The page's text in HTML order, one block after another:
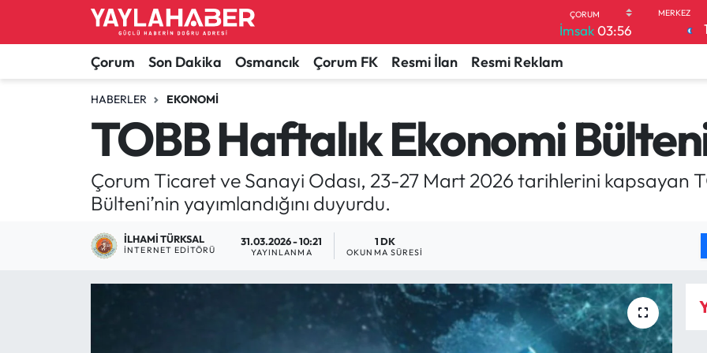
İmsak03:56
Çorum Son Dakika Osmancık Çorum FK Resmi İlan Resmi Reklam
HABERLER EKONOMI
TOBB Haftalık Ekonomi
Çorum Ticaret ve Sanayi Odası, 23-27 Mart 2026 tarihlerini kapsayan
Bülteni’nin yayımlandığını duyurdu.
İLHAMI TÜRKSAL
İNTERNET EDITÖRÜ
31.03.2026 - 10:21
YAYINLANMA
1 DK
OKUNMA SÜRESI
Alaca Haberleri
Bayat Haberleri
Bilgi - Keşfet Haberleri
Bilim ve Teknoloji
Çorum Haberleri
Çorum Son Dakika Haberleri
Çorum Nöbetçi Eczaneler
Çorum Hava Durumu
Çorum Namaz Vakitleri
Çorum Trafik Yoğunluk Haritası
Tüm Manşetler